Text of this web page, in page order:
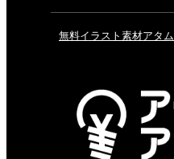
無料イラスト素材アタム